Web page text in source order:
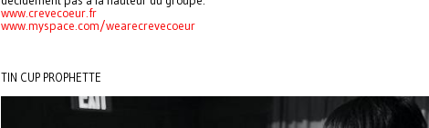
www.crevecoeur.fr
www.myspace.com/wearecrevecoeur
TIN CUP PROPHETTE